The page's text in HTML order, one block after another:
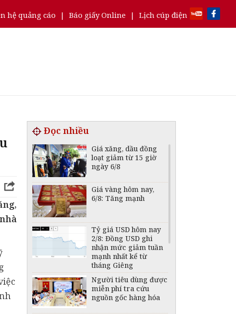
hệ quảng cáo | Báo giấy Online | Lịch cúp điện
Đọc nhiều
Giá xăng, dầu đồng
loạt giảm từ 15 giờ
ngày 6/8
Giá vàng hôm nay,
6/8: Tăng mạnh
Tỷ giá USD hôm nay
2/8: Đồng USD ghi
nhận mức giảm tuần
mạnh nhất kể từ
tháng Giêng
Người tiêu dùng được
miễn phí tra cứu
nguồn gốc hàng hóa